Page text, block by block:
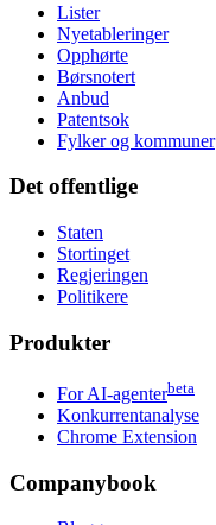
Lister
Nyetableringer
Opphørte
Børsnotert
Anbud
Patentsok
Fylker og kommuner
Det offentlige
Staten
Stortinget
Regjeringen
Politikere
Produkter
For AI-agenterbeta
Konkurrentanalyse
Chrome Extension
Companybook